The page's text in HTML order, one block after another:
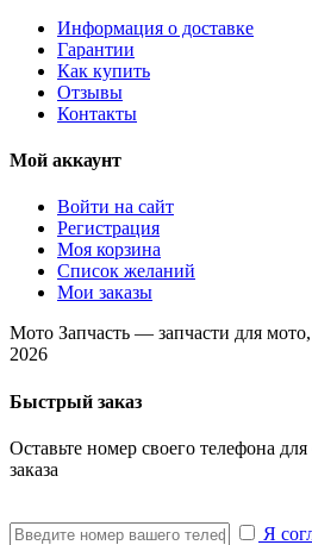
Информация о доставке
Гарантии
Как купить
Отзывы
Контакты
Мой аккаунт
Войти на сайт
Регистрация
Моя корзина
Список желаний
Мои заказы
Мото Запчасть — запчасти для
2026
Быстрый заказ
Оставьте номер своего телефона
заказа
Я